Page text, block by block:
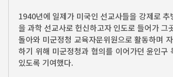
1940년에 일제가 미국인 선교사들을 강제로
을 과학 선교사로 헌신하고자 인도로 들어가
돌아와 미군정청 교육자문위원으로 활동하며
하기 위해 미군정청과 협의를 이어가던 윤인
있도록 기여했다.